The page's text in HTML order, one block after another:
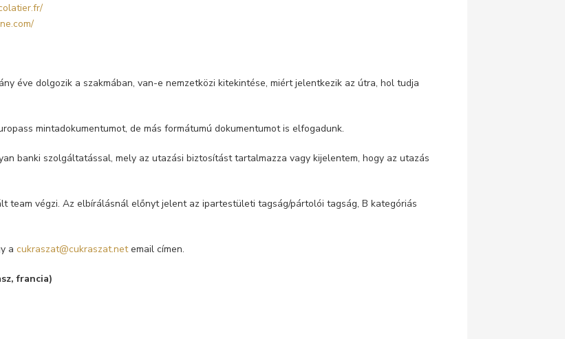
éve dolgozik a szakmában, van-e nemzetközi kitekintése, miért jelentkezik az útra, hol tudja
mintadokumentumot, de más formátumú dokumentumot is elfogadunk.
banki szolgáltatással, mely az utazási biztosítást tartalmazza vagy kijelentem, hogy az utazás
végzi. Az elbírálásnál előnyt jelent az ipartestületi tagság/pártolói tagság, B kategóriás
a cukraszat@cukraszat.netemail címen.
francia)